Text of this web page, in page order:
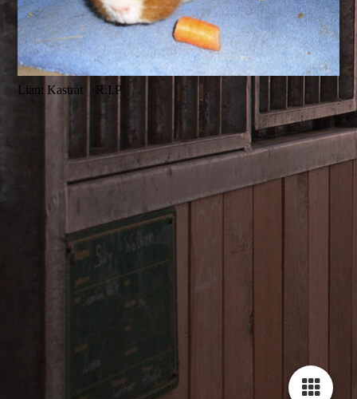
Lian: Kastrat R.I.P